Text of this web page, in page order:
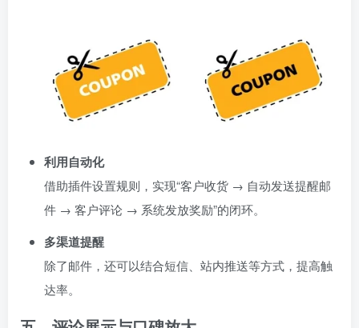
利用自动化
借助插件设置规则，实现“客户收货 → 自动发送提醒邮
件 → 客户评论 → 系统发放奖励”的闭环。
多渠道提醒
除了邮件，还可以结合短信、站内推送等方式，提高触
达率。